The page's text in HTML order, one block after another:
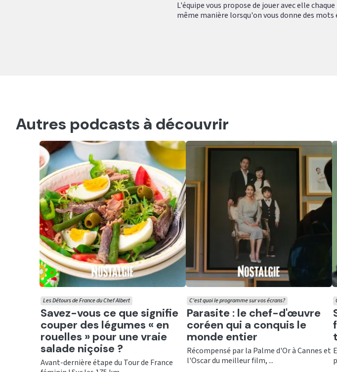
L'équipe vous propose de jouer avec elle
même manière lorsqu'on vous donne des mots
Autres podcasts à découvrir
Ecouter
Savez-vous ce que signifie
couper des légumes « en
rouelles » pour une vraie
salade niçoise ?
Les Détours de France du Chef Albert
Avant-dernière étape du Tour de France
Ecouter
Parasite : le chef-d'œuvre
coréen qui a conquis le
monde entier
C'est quoi le programme sur vos écrans?
Récompensé par la Palme d'Or à Cannes et
l'Oscar du meilleur film, ...